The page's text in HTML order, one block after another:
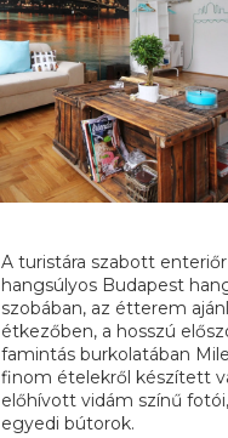
A turistára szabott
hangsúlyos Budapest
szobában, az étterem
étkezőben, a hosszú
famintás burkolatában
finom ételekről készített
előhívott vidám színű
egyedi bútorok.